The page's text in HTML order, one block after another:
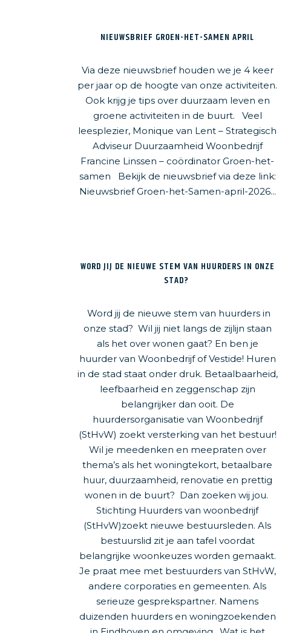
NIEUWSBRIEF GROEN-HET-SAMEN APRIL
Via deze nieuwsbrief houden we je 4 keer
per jaar op de hoogte van onze activiteiten.
Ook krijg je tips over duurzaam leven en
groene activiteiten in de buurt. Veel
leesplezier, Monique van Lent – Strategisch
Adviseur Duurzaamheid Woonbedrijf
Francine Linssen – coördinator Groen-het-
samen Bekijk de nieuwsbrief via deze link:
Nieuwsbrief Groen-het-Samen-april-2026...
WORD JIJ DE NIEUWE STEM VAN HUURDERS IN ONZE
STAD?
Word jij de nieuwe stem van huurders in
onze stad? Wil jij niet langs de zijlijn staan
als het over wonen gaat? En ben je
huurder van Woonbedrijf of Vestide! Huren
in de stad staat onder druk. Betaalbaarheid,
leefbaarheid en zeggenschap zijn
belangrijker dan ooit. De
huurdersorganisatie van Woonbedrijf
(StHvW) zoekt versterking van het bestuur!
Wil je meedenken en meepraten over
thema’s als het woningtekort, betaalbare
huur, duurzaamheid, renovatie en prettig
wonen in de buurt? Dan zoeken wij jou.
Stichting Huurders van woonbedrijf
(StHvW)zoekt nieuwe bestuursleden. Als
bestuurslid zit je aan tafel voordat
belangrijke woonkeuzes worden gemaakt.
Je praat mee met bestuurders van StHvW,
andere corporaties en gemeenten. Als
serieuze gesprekspartner. Namens
duizenden huurders en woningzoekenden